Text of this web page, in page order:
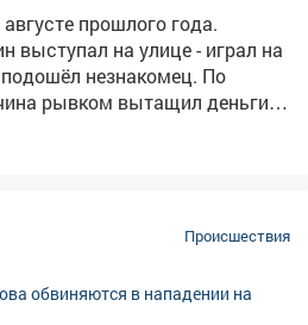
прошлого года.
выступал на улице - играл на
подошёл незнакомец. По
рывком вытащил деньги
и выхватил
после чего скрылся. Сумма
Мариинска. Выяснилось,
грабитель выбросил на
из многоквартирных домов
нашли инструмент и вернули
по
Происшествия